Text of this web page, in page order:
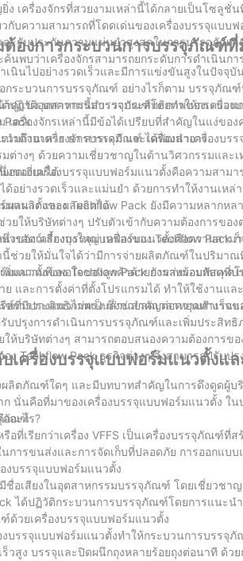
ง เครื่องจักรที่สวยงามเหล่านี้ได้กลายเป็นโซลู
กับความสามารถที่โดดเด่นของเครื่องบรรจุแบ
ะรับประกันความแม่นยำสูงสุดในการบรรจุภัณฑ์
ค้นพบว่าเครื่องจักรสามารถยกระดับการดำเนิ
ต้องการกระบวนการบรรจุภัณฑ์
นินไปอย่างรวดเร็วและมีการแข่งขันสูงในปัจจุ
กระบวนการบรรจุภัณฑ์ อย่างไรก็ตาม บรรจุภั
คู่แข่ง บทความนี้สำรวจประสิทธิภาพของเครื่อ
Pack
ด้ปฏิวัติอุตสาหกรรมบรรจุภัณฑ์โดยทำให้กระบว
เครื่องจักรเหล่านี้มีข้อได้เปรียบที่สำคัญในแง่ข
มถึงอาหาร ยา สารเคมี และเครื่องสำอาง
นำด้านเครื่องจักรบรรจุภัณฑ์ ได้พัฒนาเครื่องบร
ต่างๆ ด้วยความเชี่ยวชาญในด้านวิศวกรรมแล
อดเยี่ยมได้
งของเครื่องบรรจุแบบฟอร์มแนวตั้งคือความสา
อย่างรวดเร็วและแม่นยำ ด้วยการทำให้งานเห
มผลผลิตและผลผลิตได้
มแนวตั้งของ Techflow Pack ยังมีความหลากห
วยให้บริษัทต่างๆ ปรับตัวเข้ากับความต้องการ
ารสัตว์เลี้ยงถุงใหญ่ เครื่องของ Techflow Pack
งของเครื่องบรรจุแบบฟอร์มแนวตั้งคือความสา
นี้ช่วยให้มั่นใจได้ว่ามีการจ่ายผลิตภัณฑ์ในปริมา
มความพึงพอใจของลูกค้าด้วยการส่งมอบพัสดุที่บ
มแนวตั้งของ Techflow Pack ยังมาพร้อมกับเ
และการตั้งค่าที่ตั้งโปรแกรมได้ ทำให้ใช้งานแ
การวางแนวไม่ตรง ซึ่งช่วยลดเวลาหยุดทำงาน
ที่มีประสิทธิภาพเป็นส่วนสำคัญต่อความสำเร็จข
บปรุงการดำเนินการบรรจุภัณฑ์และเพิ่มประสิ
ให้บริษัทต่างๆ สามารถตอบสนองความต้องกา
ง Techflow Pack ธุรกิจต่างๆ จึงสามารถปรั
บเครื่องบรรจุแบบฟอร์มแนวตั้ง
ตภัณฑ์ใดๆ และมีบทบาทสำคัญในการดึงดูดผู้บ
นั่นคือที่มาของเครื่องบรรจุแบบฟอร์มแนวตั้ง ใ
ภัณฑ์
อะไร?
อที่เรียกว่าเครื่อง VFFS เป็นเครื่องบรรจุภัณฑ์
การขนส่งและการจัดเก็บที่ปลอดภัย การออกแ
งบรรจุแบบฟอร์มแนวตั้ง
ชื่อเสียงในอุตสาหกรรมบรรจุภัณฑ์ โดยเชี่ยวช
ได้ปฏิวัติกระบวนการบรรจุภัณฑ์โดยการแนะน
ด้วยเครื่องบรรจุแบบฟอร์มแนวตั้ง
บรรจุแบบฟอร์มแนวตั้งทำให้กระบวนการบรร
วสูง บรรจุและปิดผนึกถุงหลายร้อยถุงต่อนาที ด้